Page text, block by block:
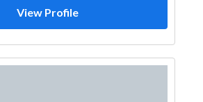
View Profile